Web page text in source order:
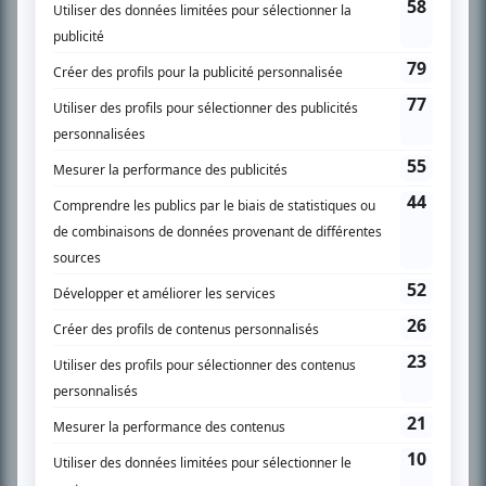
SUR LE RÉSEAU BIZZ MÉDIA
PLAN DU SITE
Accueil
Liste des oeuvres
Liste des comédiens
Recherche avancée
À propos
Nous contacter
Termes et conditions